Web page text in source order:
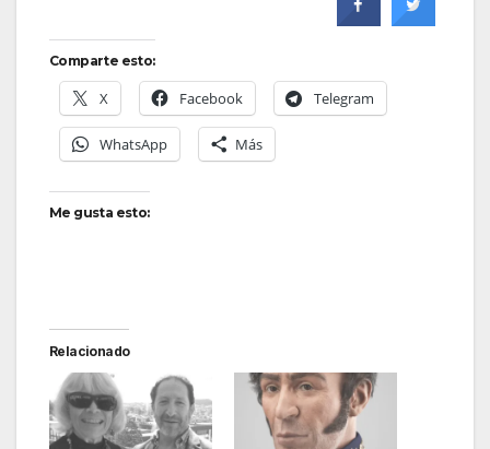
Comparte esto:
X Facebook Telegram
WhatsApp Más
Me gusta esto:
Relacionado